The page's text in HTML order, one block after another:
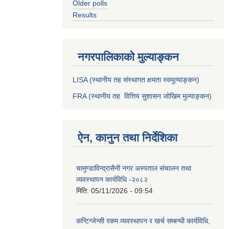
Older polls
Results
नगरपालिकाको मुल्याङ्कन
LISA (स्थानीय तह संस्थागत क्षमता स्वमूल्याङ्कन)
FRA (स्थानीय तह वित्तिय सुशासन जोखिम मुल्याङ्कन)
ऐन, कानुन तथा निर्देशिका
चामुण्डाविन्द्रासैनी नगर अस्पताल संचालन तथा
व्यवस्थापन कार्यविधि -२०८२
मिति: 05/11/2026 - 09:54
कन्टिन्जेन्सी रकम व्यवस्थापन र खर्च सम्बन्धी कार्यविधि,